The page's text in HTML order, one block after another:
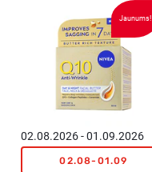
Jaunums!
02.08.2026 - 01.09.2026
02.08-01.09